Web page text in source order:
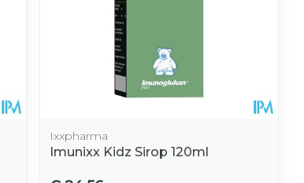
Ixxpharma
Imunixx Kidz Sirop 120ml